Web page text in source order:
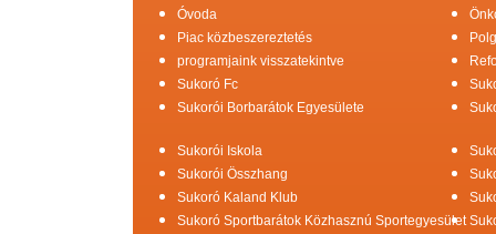
Óvoda
Piac közbeszereztetés
programjaink visszatekintve
Sukoró Fc
Sukorói Borbarátok Egyesülete
Sukorói Iskola
Sukorói Összhang
Sukoró Kaland Klub
Sukoró Sportbarátok Közhasznú Sportegyesület